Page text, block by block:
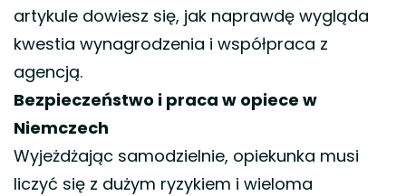
artykule dowiesz się, jak naprawdę wygląda
kwestia wynagrodzenia i współpraca z
agencją.
Bezpieczeństwo i praca w opiece w
Niemczech
Wyjeżdżając samodzielnie, opiekunka musi
liczyć się z dużym ryzykiem i wieloma